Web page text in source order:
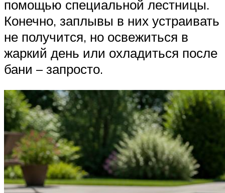
помощью специальной лестницы.
Конечно, заплывы в них устраивать
не получится, но освежиться в
жаркий день или охладиться после
бани – запросто.